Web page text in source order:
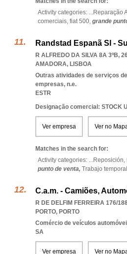
Activity categories: ...Reparação
comerciais, fiat 500, grande
Randstad Espanã Sl -
R ALFREDO DA SILVA 8A 3ºB,
AMADORA, LISBOA
Outras atividades de serviços
empresas, n.e.
ESTR
Designação comercial: STOCK
Ver empresa Ver no
Matches in the search for:
Activity categories: ...Reposición,
punto de venta, Trabajo temporal
C.a.m. - Camiões,
R DE DELFIM FERREIRA 176/
PORTO, PORTO
Comércio de veículos
SA
Ver empresa Ver no